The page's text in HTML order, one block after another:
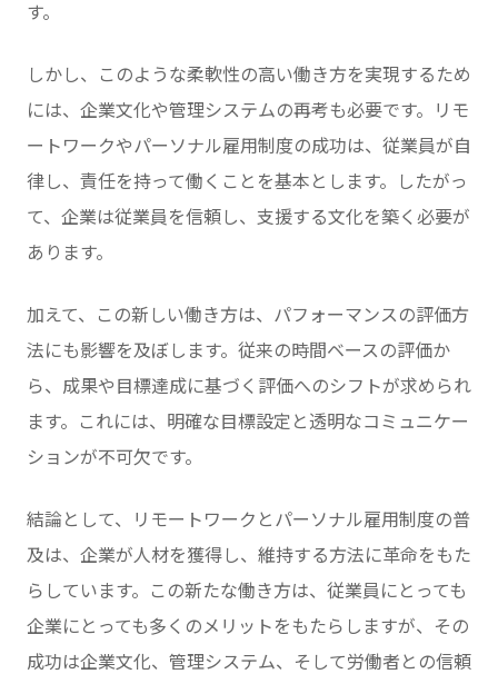
す。
しかし、このような柔軟性の高い働き方を実現するため
には、企業文化や管理システムの再考も必要です。リモ
ートワークやパーソナル雇用制度の成功は、従業員が自
律し、責任を持って働くことを基本とします。したがっ
て、企業は従業員を信頼し、支援する文化を築く必要が
あります。
加えて、この新しい働き方は、パフォーマンスの評価方
法にも影響を及ぼします。従来の時間ベースの評価か
ら、成果や目標達成に基づく評価へのシフトが求められ
ます。これには、明確な目標設定と透明なコミュニケー
ションが不可欠です。
結論として、リモートワークとパーソナル雇用制度の普
及は、企業が人材を獲得し、維持する方法に革命をもた
らしています。この新たな働き方は、従業員にとっても
企業にとっても多くのメリットをもたらしますが、その
成功は企業文化、管理システム、そして労働者との信頼